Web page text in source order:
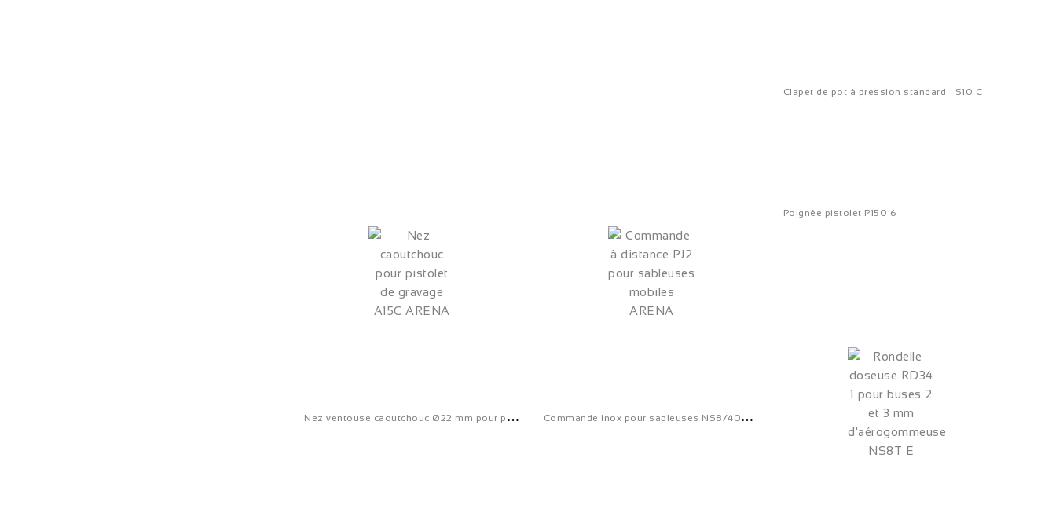
Clapet de pot à pression standard - S10 C
N
ez ventouse caoutchouc Ø22 mm pour pistolet A15 - VENT0001 C
ommande inox pour sableuses NS8/40T - PJ 2
Poignée pistolet P150 6